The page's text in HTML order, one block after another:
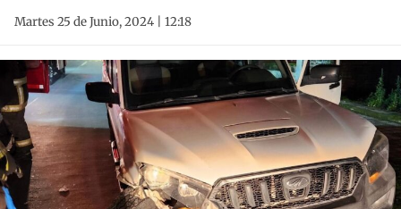
Martes 25 de Junio, 2024 | 12:18